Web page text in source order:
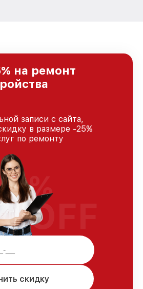
на ремонт
записи с сайта,
в размере -25%
по ремонту
скидку
%
OFF